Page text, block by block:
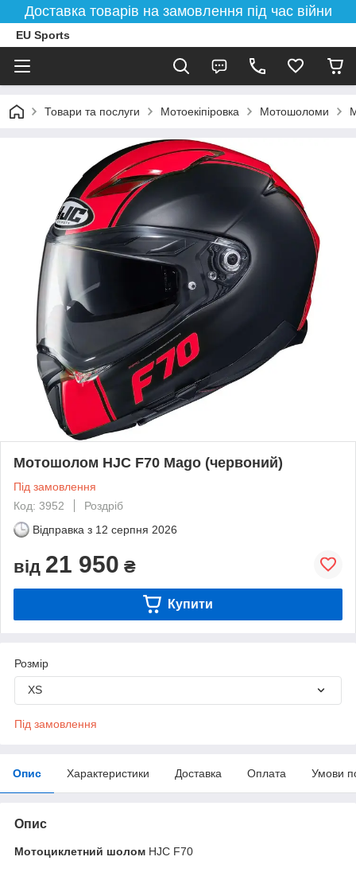
Доставка товарів на замовлення під час війни
EU Sports
Товари та послуги Мотоекіпіровка Мотошоломи
Мотошолом HJC F70 Mago (червоний)
Під замовлення
Код: 3952
Роздріб
Відправка з 12 серпня 2026
від 21 950 ₴
Купити
Розмір
XS
Під замовлення
Опис Характеристики Доставка Оплата Умови
Опис
Мотоциклетний шолом HJC F70